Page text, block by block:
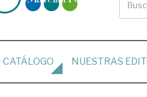
CATÁLOGO NUESTRAS